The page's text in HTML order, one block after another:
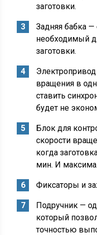
заготовки.
Задняя бабка
необходимый
заготовки.
вращения в
ставить
будет не
Блок для
скорости
когда
мин. И
Фиксаторы и
Подручник —
который
точностью